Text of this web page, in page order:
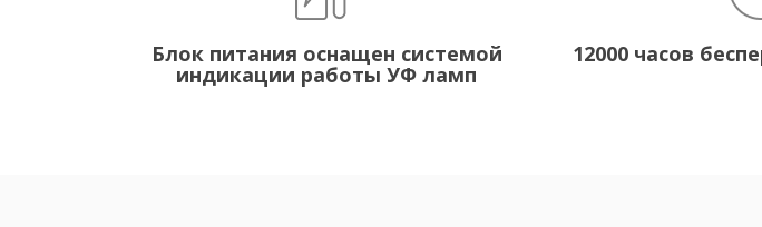
Блок питания оснащен системой
индикации работы УФ ламп
12000 часов